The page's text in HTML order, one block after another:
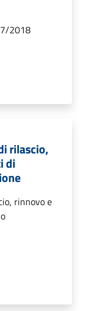
2018
rilascio,
di
rinnovo e